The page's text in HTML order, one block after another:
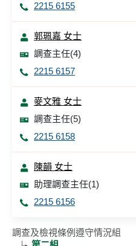
2215 6155
郭珮嘉 女士
調查主任(4)
2215 6157
麥文雅 女士
調查主任(5)
2215 6158
陳韻 女士
助理調查主任(1)
2215 6156
調查及檢視條例遵守情況組